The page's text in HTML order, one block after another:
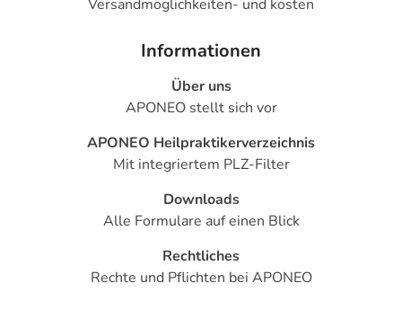
- Überempfindlichkeitsreaktionen der Haut, wie:
- Nesselausschlag
- Hefepilzinfektion der Schleimhaut (Schleimhaut-
Candidose) durch Medikamente
Bemerken Sie eine Befindlichkeitsstörung oder
an Ihren Arzt oder Apotheker.
Versandmöglichkeiten- und kosten
Informationen
Über uns
APONEO stellt sich vor
APONEO Heilpraktikerverzeichnis
Mit integriertem PLZ-Filter
Downloads
Alle Formulare auf einen Blick
Rechtliches
Rechte und Pflichten bei APONEO